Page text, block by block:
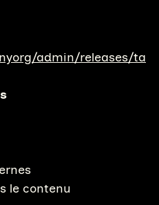
admin/releases/ta
le contenu